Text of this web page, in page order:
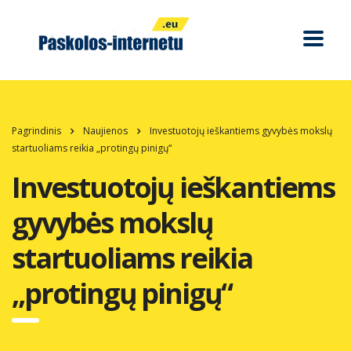
Pagrindinis Naujienos
Investuotojų ieškantiems gyvybės mokslų
startuoliams reikia „protingų pinigų“
Investuotojų ieškantiems
gyvybės mokslų
startuoliams reikia
„protingų pinigų“